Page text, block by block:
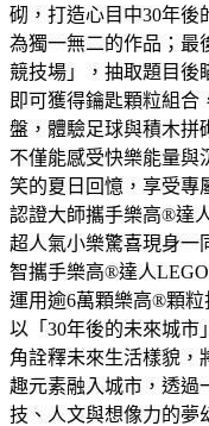
砌，打造心目中30年後
為獨一無二的作品；最
競技場」，抽取題目後
即可獲得鑰匙顆粒組
盤，體驗足球與積木拼
不僅能感受快樂能量與
笑的夏日回憶，享受專
認證大師攜手樂高®達
超人氣小樂驚喜現身一
智攜手樂高®達人
運用逾6萬顆樂高®顆粒
以「30年後的未來城市
角詮釋未來生活樣貌，
趣元素融入城市，透過
技、人文與想像力的夢